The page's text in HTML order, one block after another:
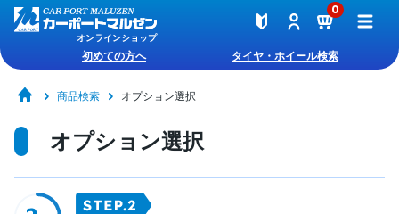
オンラインショップ
0
初めての方へ タイヤ・ホイール検索
商品検索 オプション選択
オプション選択